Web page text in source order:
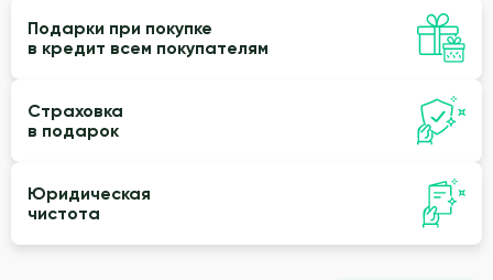
Подарки при покупке
в кредит всем покупателям
Страховка
в подарок
Юридическая
чистота